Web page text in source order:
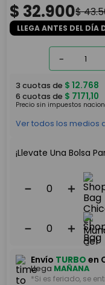
$ 32.900$43.
LLEGA ANTES DEL DÍA
－
3 cuotas de $ 12.768
6 cuotas de $ 7171,10
Precio sin impuestos
Ver todos los medios
¡Llevate Una Bolsa
＋
－
＋
－
Envío TURBO en
Llega MAÑANA
*Si es feriado, se